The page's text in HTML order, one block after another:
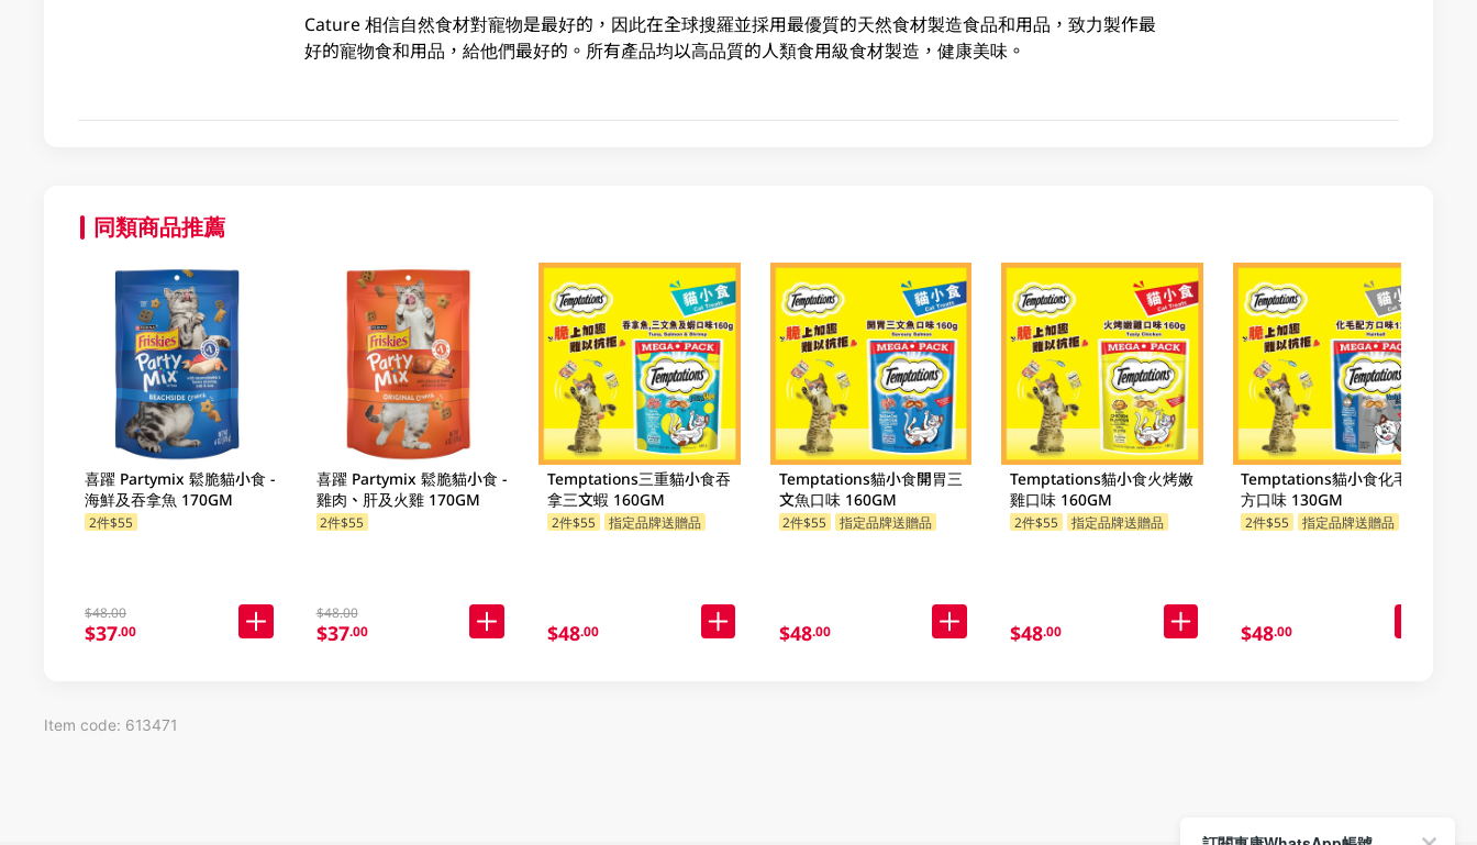
Cature 相信自然食材對寵物是最好的，因此在全球搜羅並採用最優質的天然食材製造食品和用品，致力製作最
好的寵物食和用品，給他們最好的。所有產品均以高品質的人類食用級食材製造，健康美味。
同類商品推薦
喜躍 Partymix 鬆脆貓小食 -
海鮮及吞拿魚 170GM
2件$55
$48.00
$37.00
喜躍 Partymix 鬆脆貓小食 -
雞肉、肝及火雞 170GM
2件$55
$48.00
$37.00
Temptations三重貓小食吞
拿三文蝦 160GM
2件$55 指定品牌送贈品
$48.00
Temptations貓小食開胃三
文魚口味 160GM
2件$55 指定品牌送贈品
$48.00
Temptations貓小食火烤嫩
雞口味 160GM
2件$55 指定品牌送贈品
$48.00
Temptations貓小食化毛配
方口味 130GM
2件$55 指定品牌送贈品
$48.00
Item code: 613471